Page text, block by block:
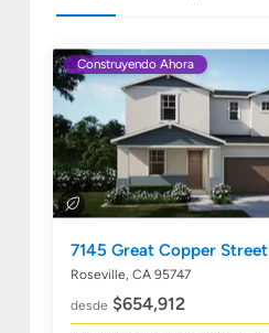
Construyendo Ahora
7145 Great Copper Street
Roseville, CA 95747
desde $654,912